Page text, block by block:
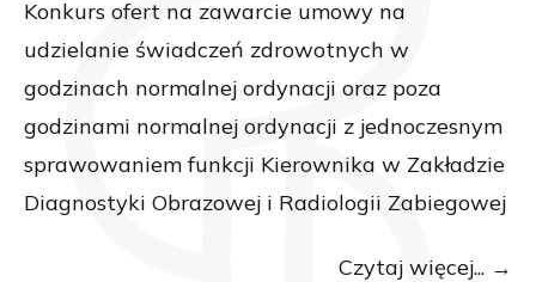
Konkurs ofert na zawarcie umowy na
udzielanie świadczeń zdrowotnych w
godzinach normalnej ordynacji oraz poza
godzinami normalnej ordynacji z jednoczesnym
sprawowaniem funkcji Kierownika w Zakładzie
Diagnostyki Obrazowej i Radiologii Zabiegowej
Czytaj więcej...